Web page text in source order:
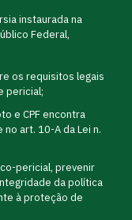
instaurada na
Federal,
os requisitos legais
pericial;
e CPF encontra
art. 10-A da Lei n.
pericial, prevenir
da política
à proteção de